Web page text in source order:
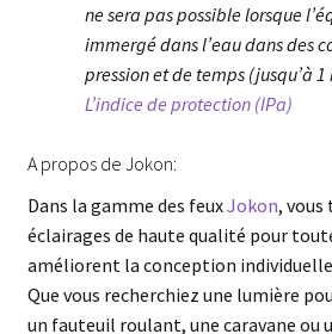
ne sera pas possible lorsque
immergé dans l’eau dans des
pression et de temps (jusqu’à
L’indice de protection (IPa)
A propos de Jokon:
Dans la gamme des feuxJokon, vous
éclairages de haute qualité pour
améliorent la conception
Que vous recherchiez une lumière
un fauteuil roulant, une caravane ou